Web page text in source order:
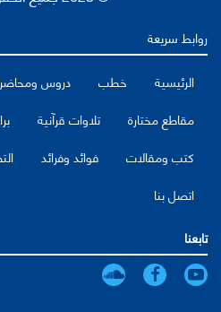
روابط سريعة
الرئيسية
خطب دروس
مقاطع مختارة
تلاوات قرآنية
كتب ومقالات
فوائد وفرائد
اتصل بنا
تابعنا